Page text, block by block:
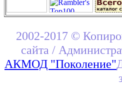
2002-2017 ©
сайта /
АКМОД "Поколение"